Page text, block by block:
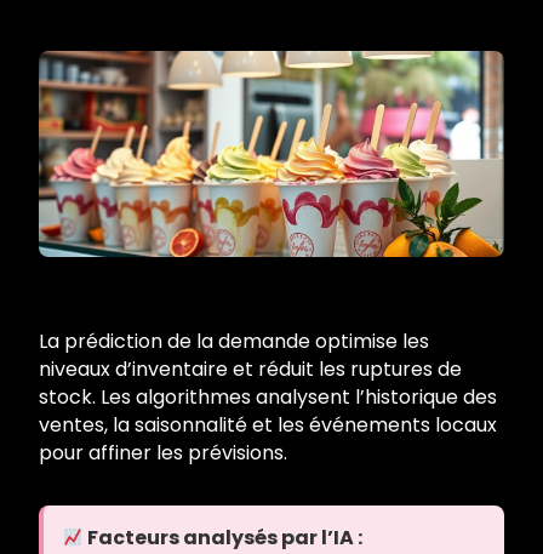
La prédiction de la demande optimise les
niveaux d’inventaire et réduit les ruptures de
stock. Les algorithmes analysent l’historique des
ventes, la saisonnalité et les événements locaux
pour affiner les prévisions.
Facteurs analysés par l’IA :